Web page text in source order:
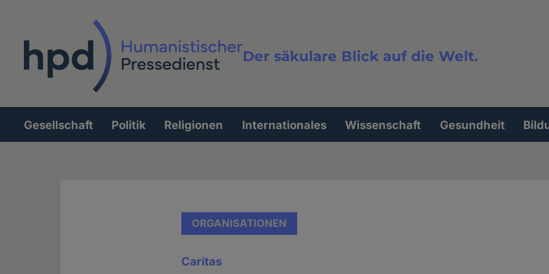
Der säkulare Blick auf die Welt.
Volltextsuche
Hauptnavigation
Gesellschaft Politik Religionen Internationales Wissenschaft Gesundheit
ORGANISATIONEN
Caritas